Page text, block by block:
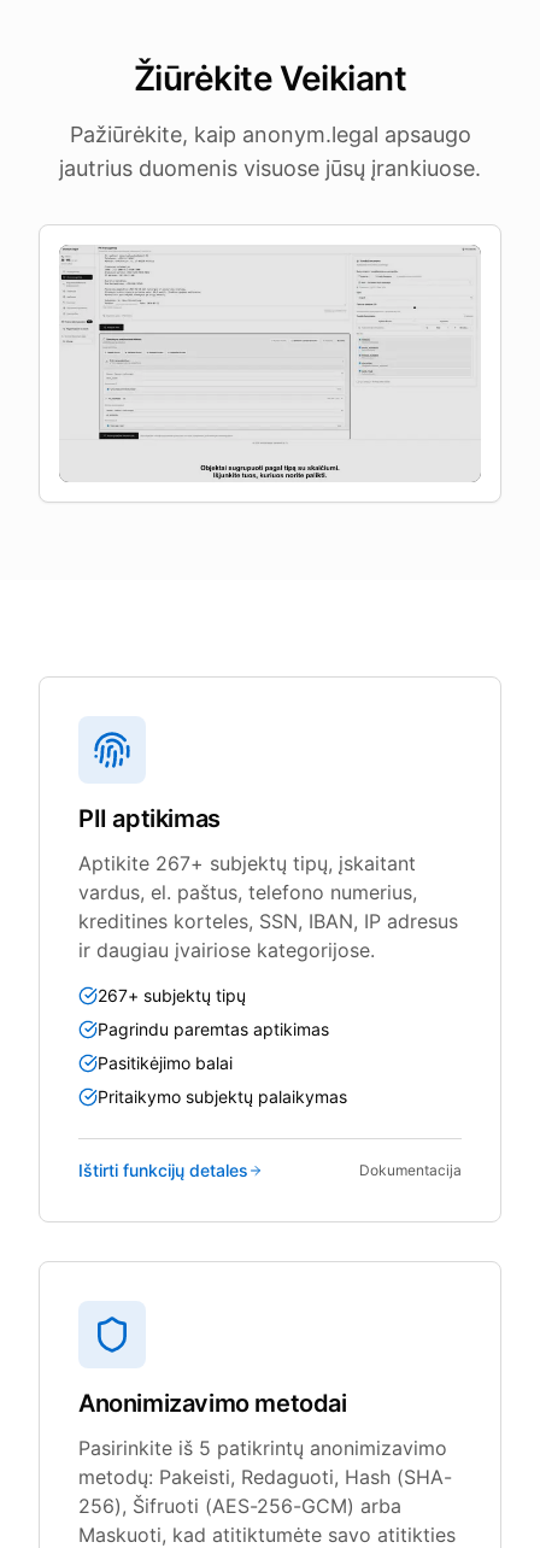
Žiūrėkite Veikiant
Pažiūrėkite, kaip anonym.legal apsaugo
jautrius duomenis visuose jūsų įrankiuose.
PII aptikimas
Aptikite 267+ subjektų tipų, įskaitant
vardus, el. paštus, telefono numerius,
kreditines korteles, SSN, IBAN, IP adresus
ir daugiau įvairiose kategorijose.
267+ subjektų tipų
Pagrindu paremtas aptikimas
Pasitikėjimo balai
Pritaikymo subjektų palaikymas
Ištirti funkcijų detales Dokumentacija
Anonimizavimo metodai
Pasirinkite iš 5 patikrintų anonimizavimo
metodų: Pakeisti, Redaguoti, Hash (SHA-
256), Šifruoti (AES-256-GCM) arba
Maskuoti, kad atitiktumėte savo atitikties